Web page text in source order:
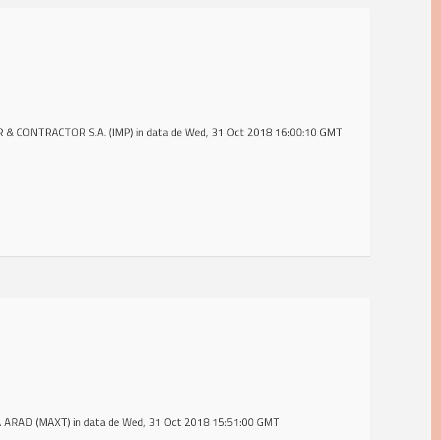
CONTRACTOR S.A. (IMP) in data de Wed, 31 Oct 2018 16:00:10 GMT
(MAXT) in data de Wed, 31 Oct 2018 15:51:00 GMT